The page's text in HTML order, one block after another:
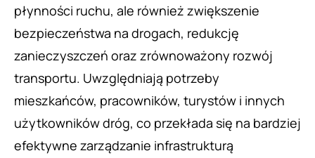
płynności ruchu, ale również zwiększenie
bezpieczeństwa na drogach, redukcję
zanieczyszczeń oraz zrównoważony rozwój
transportu. Uwzględniają potrzeby
mieszkańców, pracowników, turystów i innych
użytkowników dróg, co przekłada się na bardziej
efektywne zarządzanie infrastrukturą